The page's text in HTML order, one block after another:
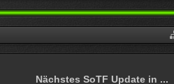
Nächstes SoTF Update in ...